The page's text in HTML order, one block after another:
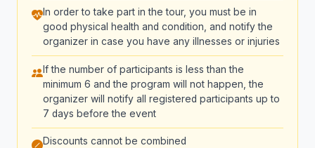
In order to take part in the tour, you must be in
good physical health and condition, and notify the
organizer in case you have any illnesses or injuries
If the number of participants is less than the
minimum 6 and the program will not happen, the
organizer will notify all registered participants up to
7 days before the event
Discounts cannot be combined